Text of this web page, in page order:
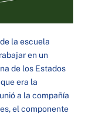
la escuela
en un
de los Estados
era la
a la compañía
el componente